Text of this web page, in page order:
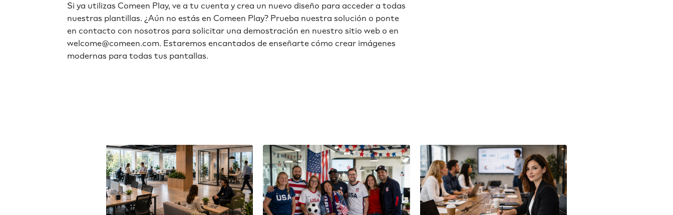
Si ya utilizas Comeen Play, ve a tu cuenta y crea un nuevo diseño para acceder a todas
nuestras plantillas. ¿Aún no estás en Comeen Play? Prueba nuestra solución o ponte
en contacto con nosotros para solicitar una demostración en nuestro sitio web o en
welcome@comeen.com. Estaremos encantados de enseñarte cómo crear imágenes
modernas para todas tus pantallas.